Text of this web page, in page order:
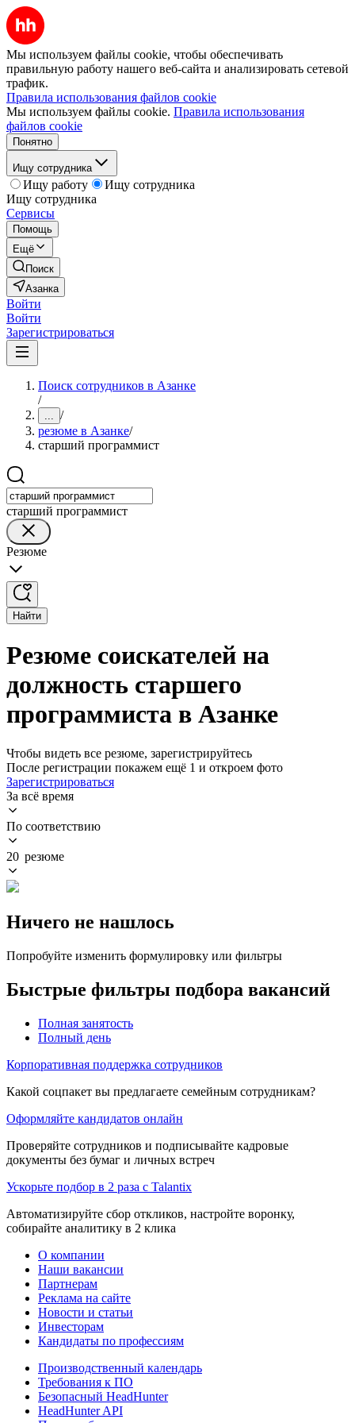
Мы используем файлы cookie, чтобы обеспечивать
правильную работу нашего веб-сайта и анализировать сетевой
трафик.
Правила использования файлов cookie
Мы используем файлы cookie. Правила использования
файлов cookie
Понятно
Ищу сотрудника
Ищу работу
Ищу сотрудника
Ищу сотрудника
Сервисы
Помощь
Ещё
Поиск
Азанка
Войти
Войти
Зарегистрироваться
Поиск сотрудников в Азанке
/
... /
резюме в Азанке/
старший программист
старший программист
Резюме
Найти
Резюме соискателей на
должность старшего
программиста в Азанке
Чтобы видеть все резюме, зарегистрируйтесь
После регистрации покажем ещё 1 и откроем фото
Зарегистрироваться
За всё время
По соответствию
20 резюме
Ничего не нашлось
Попробуйте изменить формулировку или фильтры
Быстрые фильтры подбора вакансий
Полная занятость
Полный день
Корпоративная поддержка сотрудников
Какой соцпакет вы предлагаете семейным сотрудникам?
Оформляйте кандидатов онлайн
Проверяйте сотрудников и подписывайте кадровые
документы без бумаг и личных встреч
Ускорьте подбор в 2 раза с Talantix
Автоматизируйте сбор откликов, настройте воронку,
собирайте аналитику в 2 клика
О компании
Наши вакансии
Партнерам
Реклама на сайте
Новости и статьи
Инвесторам
Кандидаты по профессиям
Производственный календарь
Требования к ПО
Безопасный HeadHunter
HeadHunter API